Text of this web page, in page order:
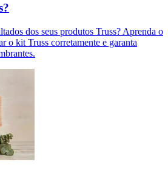
dos seus produtos Truss? Aprenda o
o kit Truss corretamente e garanta